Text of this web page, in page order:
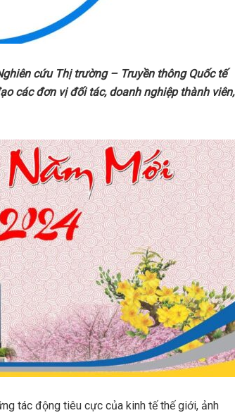
cứu Thị trường – Truyền thông Quốc tế
các đơn vị đốitác, doanh nghiệp thành viên,
tác động tiêu cực của kinh tế thế giới, ảnh